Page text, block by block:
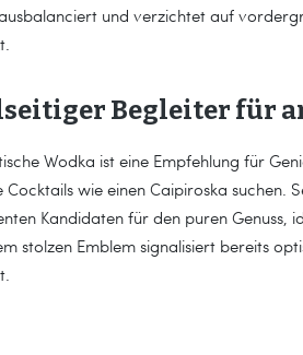
und verzichtet auf
Begleiter für
Wodka ist eine Empfehlung für
Cocktails wie einen Caipiroska
Kandidaten für den puren
stolzen Emblem signalisiert bereits